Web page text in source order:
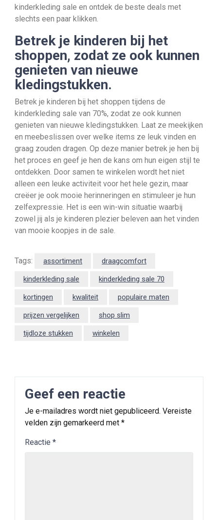
kinderkleding sale en ontdek de beste deals met
slechts een paar klikken.
Betrek je kinderen bij het
shoppen, zodat ze ook kunnen
genieten van nieuwe
kledingstukken.
Betrek je kinderen bij het shoppen tijdens de
kinderkleding sale van 70%, zodat ze ook kunnen
genieten van nieuwe kledingstukken. Laat ze meekijken
en meebeslissen over welke items ze leuk vinden en
graag zouden dragen. Op deze manier betrek je hen bij
het proces en geef je hen de kans om hun eigen stijl te
ontdekken. Door samen te winkelen wordt het niet
alleen een leuke activiteit voor het hele gezin, maar
creëer je ook mooie herinneringen en stimuleer je hun
zelfexpressie. Het is een win-win situatie waarbij
zowel jij als je kinderen plezier beleven aan het vinden
van mooie koopjes in de sale.
Tags: assortiment draagcomfort
kinderkleding sale kinderkleding sale 70
kortingen kwaliteit populaire maten
prijzen vergelijken shop slim
tijdloze stukken winkelen
Geef een reactie
Je e-mailadres wordt niet gepubliceerd. Vereiste
velden zijn gemarkeerd met *
Reactie *